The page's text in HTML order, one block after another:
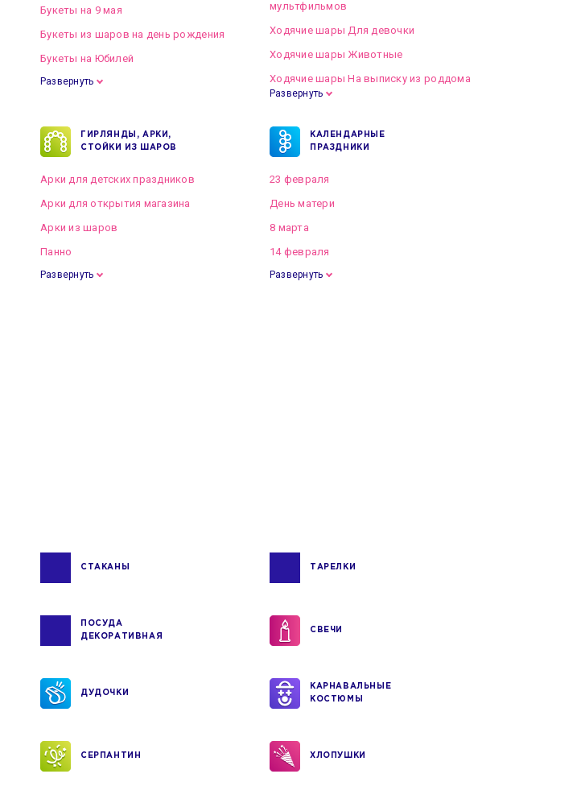
Букеты на 9 мая
Букеты из шаров на день рождения
Букеты на Юбилей
Развернуть
мультфильмов
Ходячие шары Для девочки
Ходячие шары Животные
Ходячие шары На выписку из роддома
Развернуть
ГИРЛЯНДЫ, АРКИ,
СТОЙКИ ИЗ ШАРОВ
Арки для детских праздников
Арки для открытия магазина
Арки из шаров
Панно
Развернуть
КАЛЕНДАРНЫЕ
ПРАЗДНИКИ
23 февраля
День матери
8 марта
14 февраля
Развернуть
СТАКАНЫ ТАРЕЛКИ
ПОСУДА
ДЕКОРАТИВНАЯ
СВЕЧИ
ДУДОЧКИ
КАРНАВАЛЬНЫЕ
КОСТЮМЫ
СЕРПАНТИН ХЛОПУШКИ